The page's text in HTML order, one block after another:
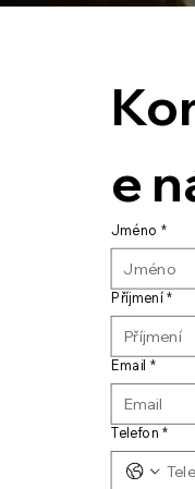
e
Jméno *
Příjmení *
Email *
Telefon *